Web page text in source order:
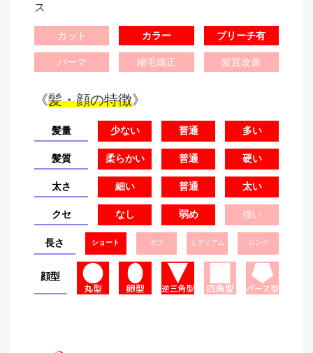
ス
カット カラー ブリーチ有
パーマ 縮毛矯正 髪質改善
《髪・顔の特徴》
髪量 少ない 普通 多い
髪質 柔らかい 普通 硬い
太さ 細い 普通 太い
クセ なし 弱め 強い
長さ ショート ボブ ミディアム ロング
顔型